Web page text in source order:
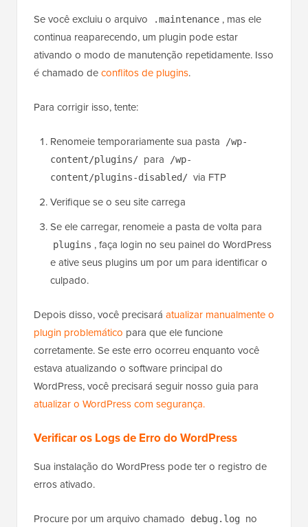
Se você excluiu o arquivo .maintenance , mas ele
continua reaparecendo, um plugin pode estar
ativando o modo de manutenção repetidamente. Isso
é chamado deconflitos de plugins.
Para corrigir isso, tente:
Renomeie temporariamente sua pasta
/wp-
content/plugins/ para
/wp-
content/plugins-disabled/ via FTP
Verifique se o seu site carrega
Se ele carregar, renomeie a pasta de volta para
plugins , faça login no seu painel do WordPress
e ative seus plugins um por um para identificar o
culpado.
Depois disso, você precisará atualizar manualmente o
plugin problemático para que ele funcione
corretamente. Se este erro ocorreu enquanto você
estava atualizando o software principal do
WordPress, você precisará seguir nosso guia para
atualizar o WordPress com segurança.
Verificar os Logs de Erro do WordPress
Sua instalação do WordPress pode ter o registro de
erros ativado.
Procure por um arquivo chamado debug.log no